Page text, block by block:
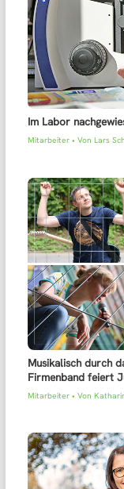
Im Labor
Mitarbeiter• Von Lars
Musikalisch durch
Firmenband feiert
Mitarbeiter• Von